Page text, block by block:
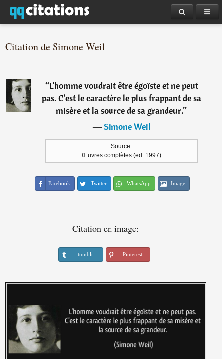
Citation de Simone Weil
“L'homme voudrait être égoïste et ne peut
pas. C'est le caractère le plus frappant de sa
misère et la source de sa grandeur.”
―Simone Weil
Source:
Œuvres complètes (ed. 1997)
Facebook Twitter WhatsApp Image
Citation en image:
tumblr Pinterest